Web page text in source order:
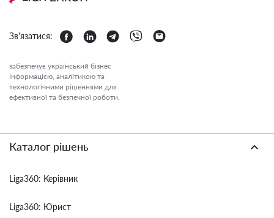
Зв'язатися:
забезпечує український бізнес
інформацією, аналітикою та
технологічними рішеннями для
ефективної та безпечної роботи.
Каталог рішень
Liga360: Керівник
Liga360: Юрист